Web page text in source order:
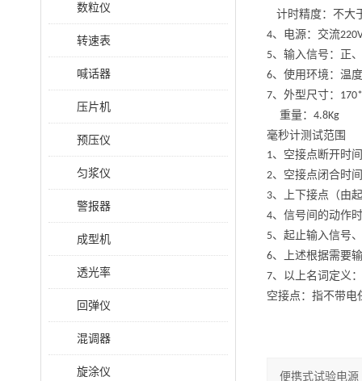
数粒仪
转速表
喊话器
压片机
预压仪
匀浆仪
警报器
成型机
透光率
回弹仪
混调器
旋涂仪
计时精度：不大
4、电源：交流
5、输入信号：正
6、使用环境：温度
7、外型尺寸：
重量： 4.8Kg
毫秒计测试范围
1、空接点断开时
2、空接点闭合时
3、上下接点（由
4、信号间的动作
5、起止输入信号
6、上述根据需要
7、以上名词定义：
空接点：指不带电